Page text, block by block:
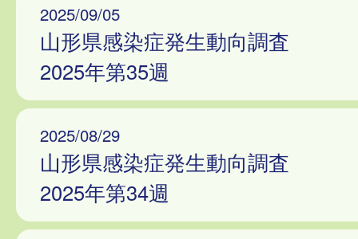
2025/09/05
山形県感染症発生動向調査
2025年第35週
2025/08/29
山形県感染症発生動向調査
2025年第34週